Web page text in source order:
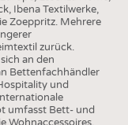
Ibena Textilwerke,
Zoeppritz. Mehrere
zurück.
an den
Bettenfachhändler
und
umfasst Bett- und